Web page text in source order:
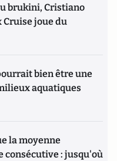
brukini, Cristiano
Cruise joue du
bien être une
aquatiques
la moyenne
consécutive : jusqu'où